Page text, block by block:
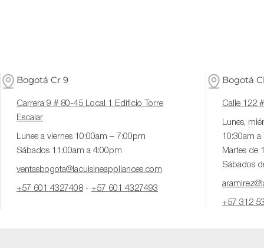
Bogotá Cr 9
Carrera 9 # 80-45 Local 1 Edificio Torre
Escalar
Lunes a viernes 10:00am – 7:00pm
Sábados 11:00am a 4:00pm
ventasbogota@lacuisineappliances.com
+57 601 4327408 - +57 601 4327493
Bogotá
Calle 122
Lunes,
10:30am a
Martes de
Sábados
+57 312